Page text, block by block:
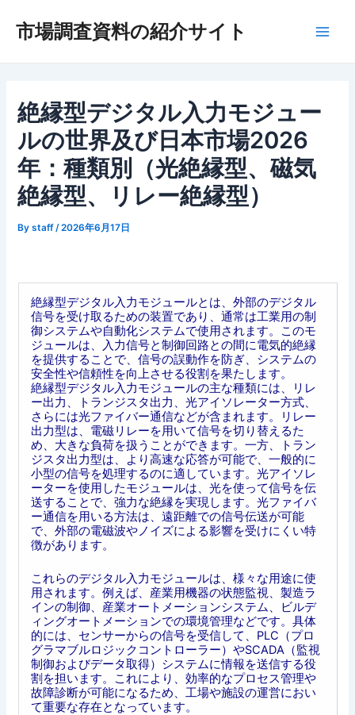
市場調査資料の紹介サイト
絶縁型デジタル入力モジュー
ルの世界及び日本市場2026
年：種類別（光絶縁型、磁気
絶縁型、リレー絶縁型）
Bystaff /2026年6月17日
絶縁型デジタル入力モジュールとは、外部のデジタル
信号を受け取るための装置であり、通常は工業用の制
御システムや自動化システムで使用されます。このモ
ジュールは、入力信号と制御回路との間に電気的絶縁
を提供することで、信号の誤動作を防ぎ、システムの
安全性や信頼性を向上させる役割を果たします。
絶縁型デジタル入力モジュールの主な種類には、リレ
ー出力、トランジスタ出力、光アイソレーター方式、
さらには光ファイバー通信などが含まれます。リレー
出力型は、電磁リレーを用いて信号を切り替えるた
め、大きな負荷を扱うことができます。一方、トラン
ジスタ出力型は、より高速な応答が可能で、一般的に
小型の信号を処理するのに適しています。光アイソレ
ーターを使用したモジュールは、光を使って信号を伝
送することで、強力な絶縁を実現します。光ファイバ
ー通信を用いる方法は、遠距離での信号伝送が可能
で、外部の電磁波やノイズによる影響を受けにくい特
徴があります。
これらのデジタル入力モジュールは、様々な用途に使
用されます。例えば、産業用機器の状態監視、製造ラ
インの制御、産業オートメーションシステム、ビルデ
ィングオートメーションでの環境管理などです。具体
的には、センサーからの信号を受信して、PLC（プロ
グラマブルロジックコントローラー）やSCADA（監視
制御およびデータ取得）システムに情報を送信する役
割を担います。これにより、効率的なプロセス管理や
故障診断が可能になるため、工場や施設の運営におい
て重要な存在となっています。